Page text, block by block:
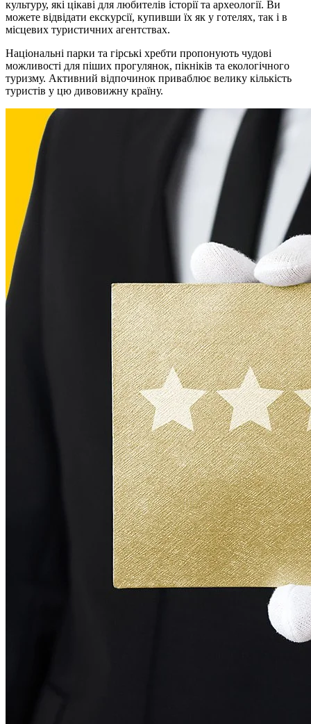
культуру, які цікаві для любителів історії та археології. Ви
можете відвідати екскурсії, купивши їх як у готелях, так і в
місцевих туристичних агентствах.
Національні парки та гірські хребти пропонують чудові
можливості для піших прогулянок, пікніків та екологічного
туризму. Активний відпочинок приваблює велику кількість
туристів у цю дивовижну країну.